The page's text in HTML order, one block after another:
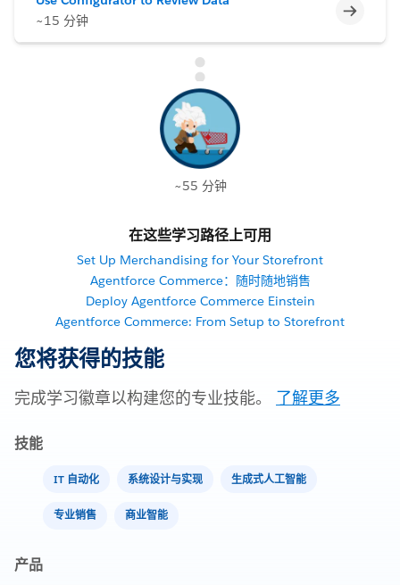
~15 分钟
不完整
~55 分钟
在这些学习路径上可用
Set Up Merchandising for Your Storefront
Agentforce Commerce：随时随地销售
Deploy Agentforce Commerce Einstein
Agentforce Commerce: From Setup to Storefront
您将获得的技能
完成学习徽章以构建您的专业技能。 了解更多
技能
IT 自动化 系统设计与实现 生成式人工智能
专业销售 商业智能
产品